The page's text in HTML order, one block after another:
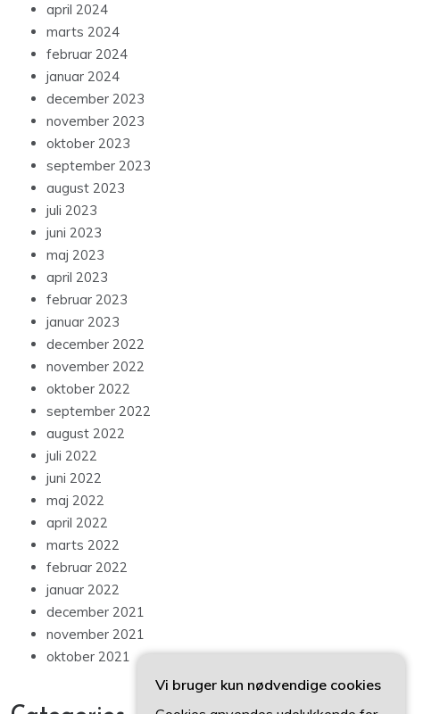
april 2024
marts 2024
februar 2024
januar 2024
december 2023
november 2023
oktober 2023
september 2023
august 2023
juli 2023
juni 2023
maj 2023
april 2023
februar 2023
januar 2023
december 2022
november 2022
oktober 2022
september 2022
august 2022
juli 2022
juni 2022
maj 2022
april 2022
marts 2022
februar 2022
januar 2022
december 2021
november 2021
oktober 2021
Vi bruger kun nødvendige cookies